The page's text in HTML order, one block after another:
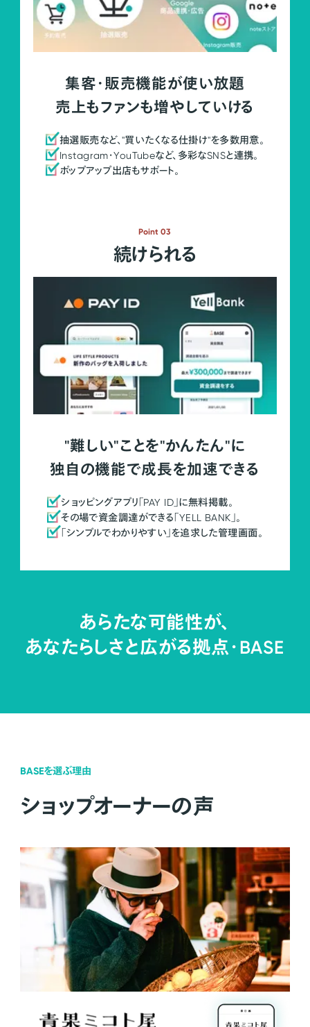
集客・販売機能が使い放題
売上もファンも増やしていける
抽選販売など、"買いたくなる仕掛け"を多数用意。
Instagram・YouTubeなど、多彩なSNSと連携。
ポップアップ出店もサポート。
Point 03
続けられる
"難しい"ことを"かんたん"に
独自の機能で成長を加速できる
ショッピングアプリ「PAY ID」に無料掲載。
その場で資金調達ができる「YELL BANK」。
「シンプルでわかりやすい」を追求した管理画面。
あらたな可能性が、
あなたらしさと広がる拠点・BASE
BASEを選ぶ理由
ショップオーナーの声